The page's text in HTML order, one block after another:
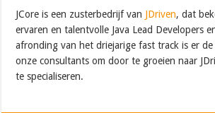
JCore is een zusterbedrijf van JDriven, dat
ervaren en talentvolle Java Lead Developers
afronding van het driejarige fast track is er
onze consultants om door te groeien naar
te specialiseren.